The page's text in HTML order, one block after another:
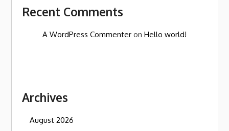
Recent Comments
A WordPress Commenter onHello world!
Archives
August 2026